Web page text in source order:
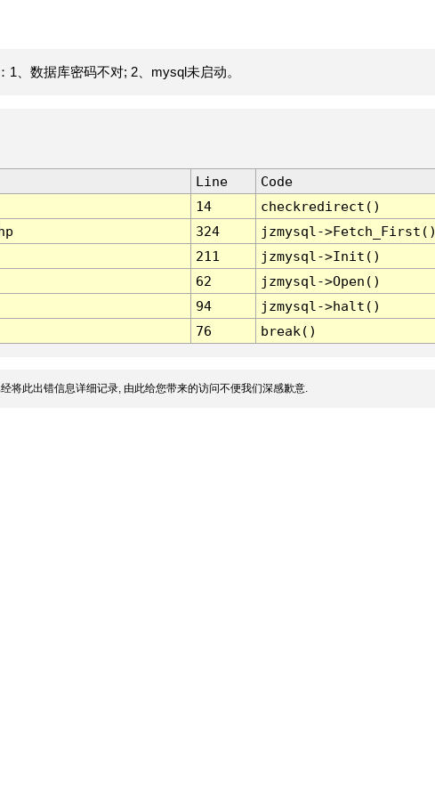
、数据库密码不对; 2、mysql未启动。
Line
Code
14
checkredirect()
324
jzmysql-
211
jzmysql->Init()
62
jzmysql->Open()
94
jzmysql->halt()
76 break()
将此出错信息详细记录, 由此给您带来的访问不便我们深感歉意.